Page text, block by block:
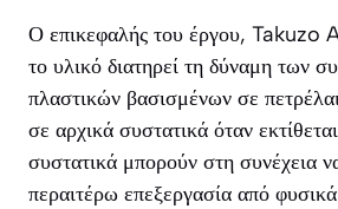
Ο επικεφαλής του έργου, Takuzo
το υλικό διατηρεί τη δύναμη των
πλαστικών βασισμένων σε
σε αρχικά συστατικά όταν
συστατικά μπορούν στη συνέχεια
περαιτέρω επεξεργασία από